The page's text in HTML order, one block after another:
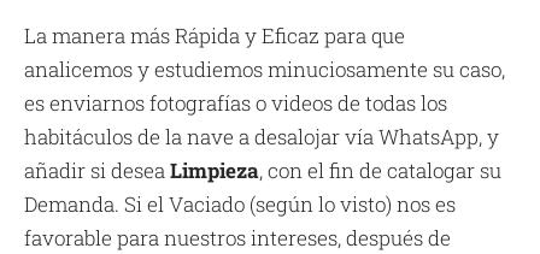
La manera más Rápida y Eficaz para que
analicemos y estudiemos minuciosamente su caso,
es enviarnos fotografías o videos de todas los
habitáculos de la nave a desalojar vía WhatsApp, y
añadir si deseaLimpieza, con el fin de catalogar su
Demanda. Si el Vaciado (según lo visto) nos es
favorable para nuestros intereses, después de